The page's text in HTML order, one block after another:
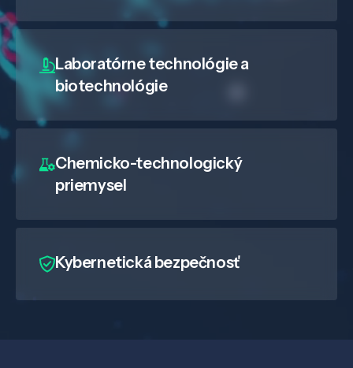
Laboratórne technológie a
biotechnológie
Chemicko-technologický
priemysel
Kybernetická bezpečnosť